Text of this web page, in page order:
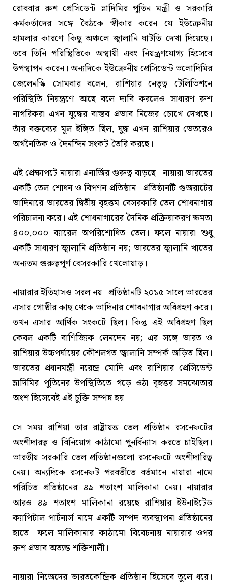
রোববার রুশ প্রেসিডেন্ট ভ্লাদিমির পুতিন মন্ত্রী ও সরকারি
কর্মকর্তাদের সঙ্গে বৈঠকে স্বীকার করেন যে ইউক্রেনীয়
হামলার কারণে কিছু অঞ্চলে জ্বালানি ঘাটতি দেখা দিয়েছে।
তবে তিনি পরিস্থিতিকে অস্থায়ী এবং নিয়ন্ত্রণযোগ্য হিসেবে
উপস্থাপন করেন। অন্যদিকে ইউক্রেনীয় প্রেসিডেন্ট ভলোদিমির
জেলেনস্কি সোমবার বলেন, রাশিয়ার নেতৃত্ব টেলিভিশনে
পরিস্থিতি নিয়ন্ত্রণে আছে বলে দাবি করলেও সাধারণ রুশ
নাগরিকরা এখন যুদ্ধের বাস্তব প্রভাব নিজের চোখে দেখছে।
তাঁর বক্তব্যের মূল ইঙ্গিত ছিল, যুদ্ধ এখন রাশিয়ার ভেতরেও
অর্থনৈতিক ও দৈনন্দিন সংকট তৈরি করছে।
এই প্রেক্ষাপটে নায়ারা এনার্জির গুরুত্ব বাড়ছে। নায়ারা ভারতের
একটি তেল শোধন ও বিপণন প্রতিষ্ঠান। প্রতিষ্ঠানটি গুজরাটের
ভাদিনারে ভারতের দ্বিতীয় বৃহত্তম বেসরকারি তেল শোধনাগার
পরিচালনা করে। এই শোধনাগারের দৈনিক প্রক্রিয়াকরণ ক্ষমতা
৪০০,০০০ ব্যারেল অপরিশোধিত তেল। ফলে নায়ারা শুধু
একটি সাধারণ জ্বালানি প্রতিষ্ঠান নয়; ভারতের জ্বালানি খাতের
অন্যতম গুরুত্বপূর্ণ বেসরকারি খেলোয়াড়।
নায়ারার ইতিহাসও সরল নয়। প্রতিষ্ঠানটি ২০১৫ সালে ভারতের
এসার গোষ্ঠীর কাছ থেকে ভাদিনার শোধনাগার অধিগ্রহণ করে।
তখন এসার আর্থিক সংকটে ছিল। কিন্তু এই অধিগ্রহণ ছিল
কেবল একটি বাণিজ্যিক লেনদেন নয়; এর সঙ্গে ভারত ও
রাশিয়ার উচ্চপর্যায়ের কৌশলগত জ্বালানি সম্পর্ক জড়িত ছিল।
ভারতের প্রধানমন্ত্রী নরেন্দ্র মোদি এবং রাশিয়ার প্রেসিডেন্ট
ভ্লাদিমির পুতিনের উপস্থিতিতে গড়ে ওঠা বৃহত্তর সমঝোতার
অংশ হিসেবেই এই চুক্তি সম্পন্ন হয়।
সে সময় রাশিয়া তার রাষ্ট্রায়ত্ত তেল প্রতিষ্ঠান রসনেফটের
অংশীদারত্ব ও বিনিয়োগ কাঠামো পুনর্বিন্যাস করতে চাইছিল।
ভারতীয় সরকারি তেল প্রতিষ্ঠানগুলো রসনেফটে অংশীদারিত্ব
নেয়। অন্যদিকে রসনেফট পরবর্তীতে বর্তমানে নায়ারা নামে
পরিচিত প্রতিষ্ঠানের ৪৯ শতাংশ মালিকানা নেয়। নায়ারার
আরও ৪৯ শতাংশ মালিকানা রয়েছে রাশিয়ার ইউনাইটেড
ক্যাপিটাল পার্টনার্স নামে একটি সম্পদ ব্যবস্থাপনা প্রতিষ্ঠানের
হাতে। ফলে মালিকানার কাঠামো বিবেচনায় নায়ারার ওপর
রুশ প্রভাব অত্যন্ত শক্তিশালী।
নায়ারা নিজেদের ভারতকেন্দ্রিক প্রতিষ্ঠান হিসেবে তুলে ধরে।